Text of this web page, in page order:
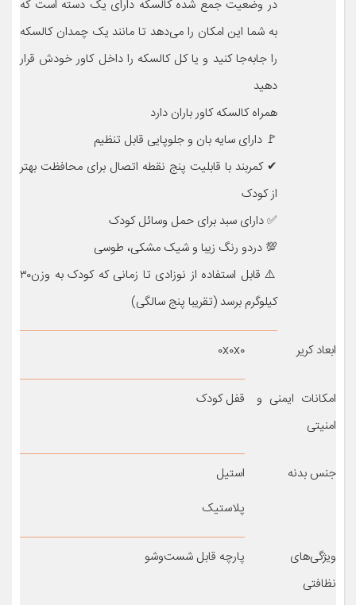
در وضعیت جمع شده کالسکه دارای یک دسته است که
به شما این امکان را می‌دهد تا مانند یک چمدان کالسکه
را جابه‌جا کنید و یا کل کالسکه را داخل کاور خودش قرار
دهید
همراه کالسکه کاور باران دارد
🚩 دارای سایه بان و جلوپایی قابل تنظیم
✔ کمربند با قابلیت پنج نقطه اتصال برای محافظت بهتر
از کودک
✅ دارای سبد برای حمل وسائل کودک
💯 دردو رنگ زیبا و شیک مشکی، طوسی
⚠️ قابل استفاده از نوزادی تا زمانی که کودک به وزن۳۰
کیلوگرم برسد (تقریبا پنج سالگی)
ابعاد کریر ۰x۰x۰
امکانات ایمنی و
امنیتی
قفل کودک
جنس بدنه
استیل
پلاستیک
ویژگی‌های
نظافتی
پارچه قابل شست‌وشو